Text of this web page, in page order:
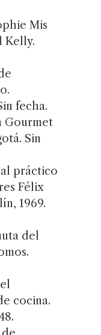
Mis
Kelly.
fecha.
Gourmet
Sin
práctico
Félix
1969.
del
cocina.